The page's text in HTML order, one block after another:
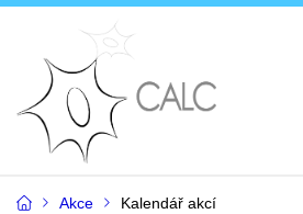
Akce Kalendář akcí